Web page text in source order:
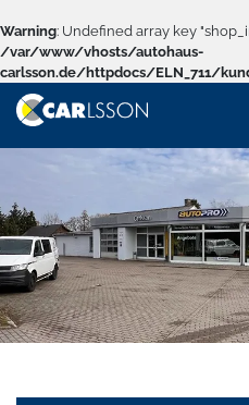
Warning: Undefined array key
/var/www/vhosts/autohaus-
carlsson.de/httpdocs/ELN_711/